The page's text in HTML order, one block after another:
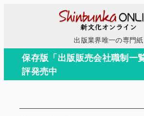
コ
テ
出版業界唯一の専門紙
保存版「出版販売会社職制一
評発売中